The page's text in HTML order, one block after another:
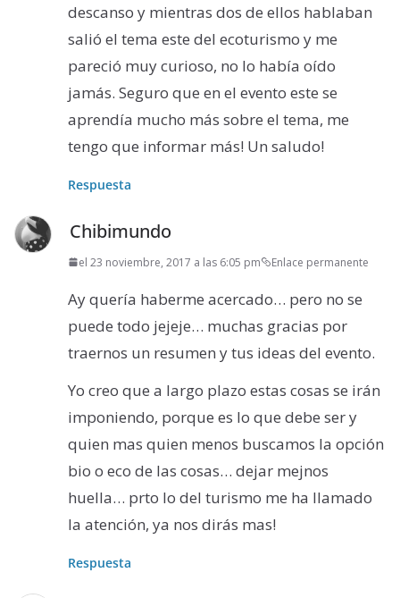
descanso y mientras dos de ellos hablaban
salió el tema este del ecoturismo y me
pareció muy curioso, no lo había oído
jamás. Seguro que en el evento este se
aprendía mucho más sobre el tema, me
tengo que informar más! Un saludo!
Respuesta
Chibimundo
el 23 noviembre, 2017 a las 6:05 pm Enlace permanente
Ay quería haberme acercado… pero no se
puede todo jejeje… muchas gracias por
traernos un resumen y tus ideas del evento.
Yo creo que a largo plazo estas cosas se irán
imponiendo, porque es lo que debe ser y
quien mas quien menos buscamos la opción
bio o eco de las cosas… dejar mejnos
huella… prto lo del turismo me ha llamado
la atención, ya nos dirás mas!
Respuesta